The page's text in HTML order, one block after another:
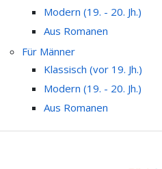
Modern (19. - 20. Jh.)
Aus Romanen
Für Männer
Klassisch (vor 19. Jh.)
Modern (19. - 20. Jh.)
Aus Romanen